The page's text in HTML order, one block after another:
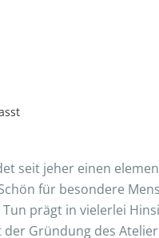
seit jeher einen
für besondere
prägt in vielerlei
Gründung des